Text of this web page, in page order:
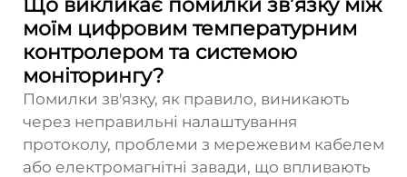
Що викликає помилки зв’язку між
моїм цифровим температурним
контролером та системою
моніторингу?
Помилки зв'язку, як правило, виникають
через неправильні налаштування
протоколу, проблеми з мережевим кабелем
або електромагнітні завади, що впливають